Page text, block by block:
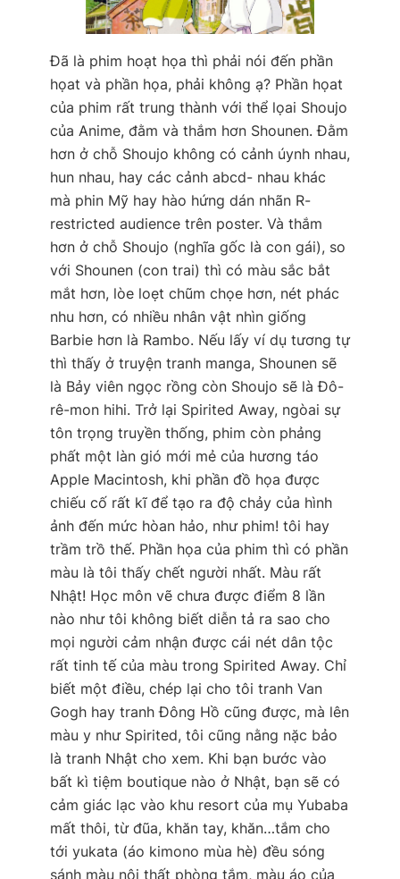
Đã là phim hoạt họa thì phải nói đến phần
họat và phần họa, phải không ạ? Phần họat
của phim rất trung thành với thể lọai Shoujo
của Anime, đằm và thắm hơn Shounen. Đằm
hơn ở chỗ Shoujo không có cảnh úynh nhau,
hun nhau, hay các cảnh abcd- nhau khác
mà phin Mỹ hay hào hứng dán nhãn R-
restricted audience trên poster. Và thắm
hơn ở chỗ Shoujo (nghĩa gốc là con gái), so
với Shounen (con trai) thì có màu sắc bắt
mắt hơn, lòe loẹt chũm chọe hơn, nét phác
nhu hơn, có nhiều nhân vật nhìn giống
Barbie hơn là Rambo. Nếu lấy ví dụ tương tự
thì thấy ở truyện tranh manga, Shounen sẽ
là Bảy viên ngọc rồng còn Shoujo sẽ là Đô-
rê-mon hihi. Trở lại Spirited Away, ngòai sự
tôn trọng truyền thống, phim còn phảng
phất một làn gió mới mẻ của hương táo
Apple Macintosh, khi phần đồ họa được
chiếu cố rất kĩ để tạo ra độ chảy của hình
ảnh đến mức hòan hảo, như phim! tôi hay
trầm trồ thế. Phần họa của phim thì có phần
màu là tôi thấy chết người nhất. Màu rất
Nhật! Học môn vẽ chưa được điểm 8 lần
nào như tôi không biết diễn tả ra sao cho
mọi người cảm nhận được cái nét dân tộc
rất tinh tế của màu trong Spirited Away. Chỉ
biết một điều, chép lại cho tôi tranh Van
Gogh hay tranh Đông Hồ cũng được, mà lên
màu y như Spirited, tôi cũng nằng nặc bảo
là tranh Nhật cho xem. Khi bạn bước vào
bất kì tiệm boutique nào ở Nhật, bạn sẽ có
cảm giác lạc vào khu resort của mụ Yubaba
mất thôi, từ đũa, khăn tay, khăn…tắm cho
tới yukata (áo kimono mùa hè) đều sóng
sánh màu nội thất phòng tắm, màu áo của